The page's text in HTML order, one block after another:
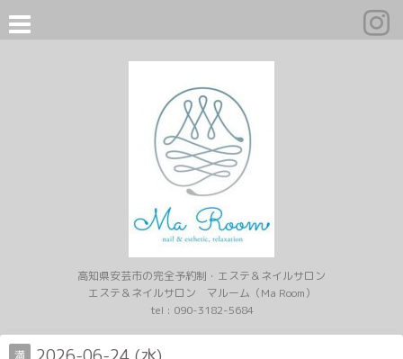
高知県安芸市の完全予約制・エステ＆ネイルサロン
エステ＆ネイルサロン マルーム（Ma Room）
tel : 090-3182-5684
満